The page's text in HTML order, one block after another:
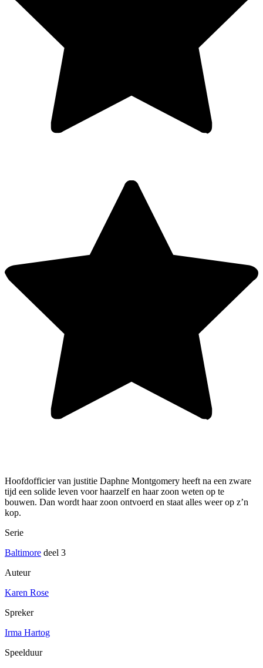
Hoofdofficier van justitie Daphne Montgomery heeft na een zware
tijd een solide leven voor haarzelf en haar zoon weten op te
bouwen. Dan wordt haar zoon ontvoerd en staat alles weer op z’n
kop.
Serie
Baltimore deel 3
Auteur
Karen Rose
Spreker
Irma Hartog
Speelduur